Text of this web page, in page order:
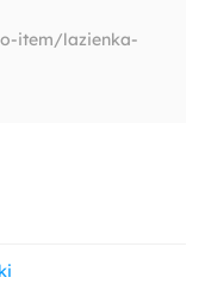
item/lazienka-